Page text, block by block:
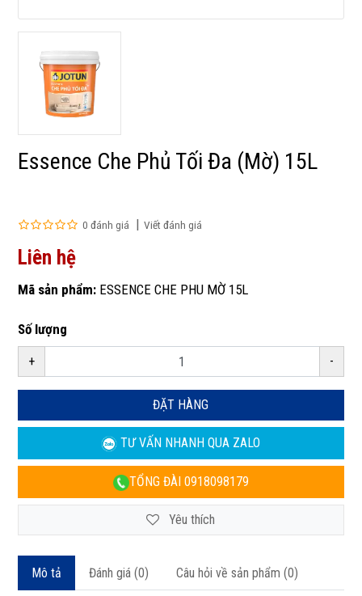
Essence Che Phủ Tối Đa (Mờ) 15L
0 đánh giá Viết đánh giá
Liên hệ
Mã sản phẩm:ESSENCE CHE PHU MỜ 15L
Số lượng
+ -
ĐẶT HÀNG
TƯ VẤN NHANHQUA ZALO
TỔNG ĐÀI 0918098179
Yêu thích
Mô tả Đánh giá (0) Câu hỏi về sản phẩm (0)